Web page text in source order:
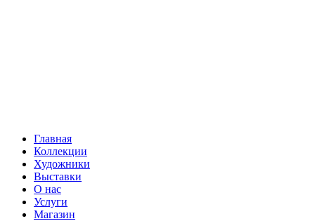
Главная
Коллекции
Художники
Выставки
О нас
Услуги
Магазин